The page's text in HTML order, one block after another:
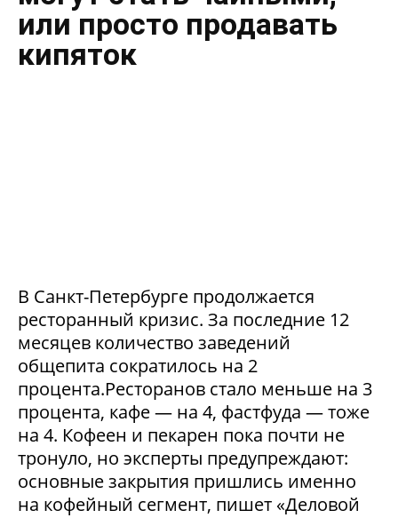
или просто продавать
кипяток
В Санкт-Петербурге продолжается
ресторанный кризис. За последние 12
месяцев количество заведений
общепита сократилось на 2
процента.Ресторанов стало меньше на 3
процента, кафе — на 4, фастфуда — тоже
на 4. Кофеен и пекарен пока почти не
тронуло, но эксперты предупреждают:
основные закрытия пришлись именно
на кофейный сегмент, пишет «Деловой